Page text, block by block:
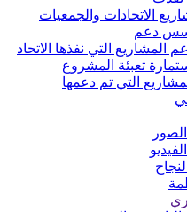
الاتحادات والجمعيات
دعم
المشاريع التي نفذها الاتحاد
تعبئة المشروع
التي تم دعمها